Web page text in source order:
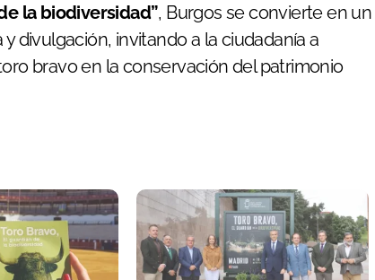
la biodiversidad”, Burgos se convierte en un
divulgación, invitando a la ciudadanía a
bravo en la conservación del patrimonio